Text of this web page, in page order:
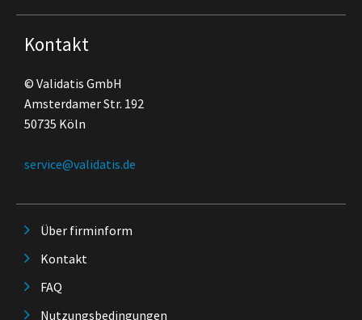
Kontakt
© Validatis GmbH
Amsterdamer Str. 192
50735 Köln
service@validatis.de
Über firminform
Kontakt
FAQ
Nutzungsbedingungen